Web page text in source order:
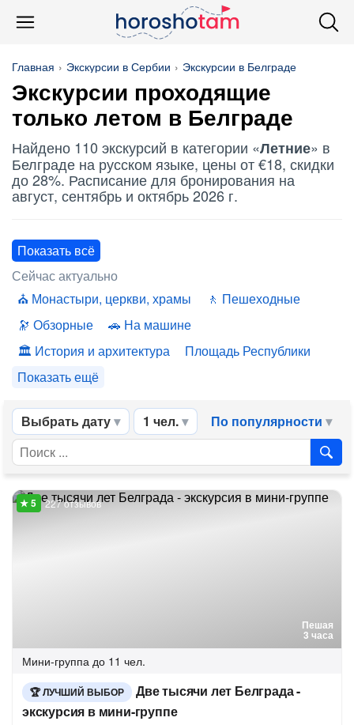
Главная Экскурсии в Сербии Экскурсии в Белграде
Экскурсии проходящие
только летом в Белграде
Найдено 110 экскурсий в категории «Летние» в
Белграде на русском языке, цены от €18, скидки
до 28%. Расписание для бронирования на
август, сентябрь и октябрь 2026 г.
Показать всё
Сейчас актуально
Монастыри, церкви, храмы
Пешеходные
Обзорные
На машине
История и архитектура
Площадь Республики
Показать ещё
Выбрать дату 1 чел. По популярности
Пешая
3 часа
227 отзывов
Мини-группа до 11 чел.
ЛУЧШИЙ ВЫБОР
Две тысячи лет Белграда -
экскурсия в мини-группе